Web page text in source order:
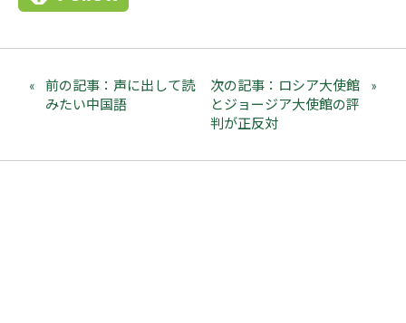
前の記事：声に出して読
みたい中国語
次の記事：ロシア大使館
とジョージア大使館の評
判が正反対